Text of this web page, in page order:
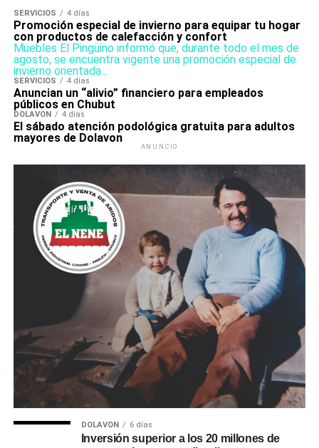
SERVICIOS 4 días
Promoción especial de invierno para equipar tu hogar
con productos de calefacción y confort
Muebles El Pingüino informó que, durante todo el mes de
agosto, se encuentra vigente una promoción especial de
invierno orientada...
SERVICIOS 4 días
Anuncian un “alivio” financiero para empleados
públicos en Chubut
DOLAVON 4 días
El sábado atención podológica gratuita para adultos
mayores de Dolavon
ANUNCIO
DOLAVON 6 días
Inversión superior a los 20 millones de